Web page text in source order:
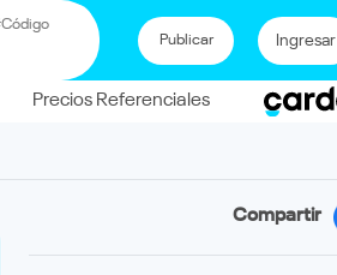
Publicar Ingresar
Precios Referenciales
Compartir